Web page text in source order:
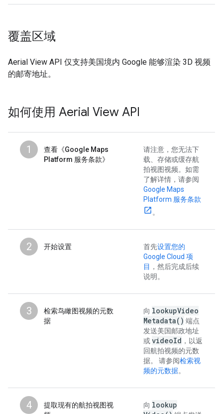
覆盖区域
Aerial View API 仅支持美国境内 Google 能够渲染 3D 视频
的邮寄地址。
如何使用 Aerial View API
1
查看《Google Maps
Platform 服务条款》
请注意，您无法下
载、存储或缓存航
拍视图视频。如需
了解详情，请参阅
Google Maps
Platform 服务条款
。
2 开始设置 首先设置您的
Google Cloud 项
目 ，然后完成后续
说明。
3
检索鸟瞰图视频的元数
据
向 lookupVideo
Metadata( ) 端点
发送美国邮政地址
或videoId ，以返
回航拍视频的元数
据。 请参阅检索视
频的元数据。
4
提取现有的航拍视图视
向 lookup